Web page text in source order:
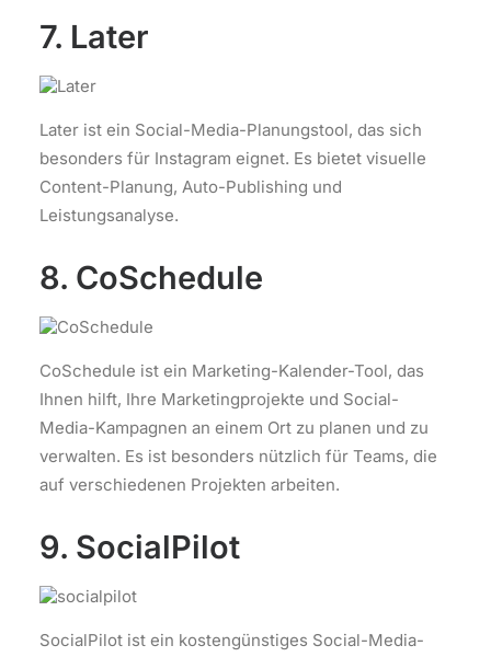
7. Later
Later ist ein Social-Media-Planungstool, das sich
besonders für Instagram eignet. Es bietet visuelle
Content-Planung, Auto-Publishing und
Leistungsanalyse.
8. CoSchedule
CoSchedule ist ein Marketing-Kalender-Tool, das
Ihnen hilft, Ihre Marketingprojekte und Social-
Media-Kampagnen an einem Ort zu planen und zu
verwalten. Es ist besonders nützlich für Teams, die
auf verschiedenen Projekten arbeiten.
9. SocialPilot
SocialPilot ist ein kostengünstiges Social-Media-